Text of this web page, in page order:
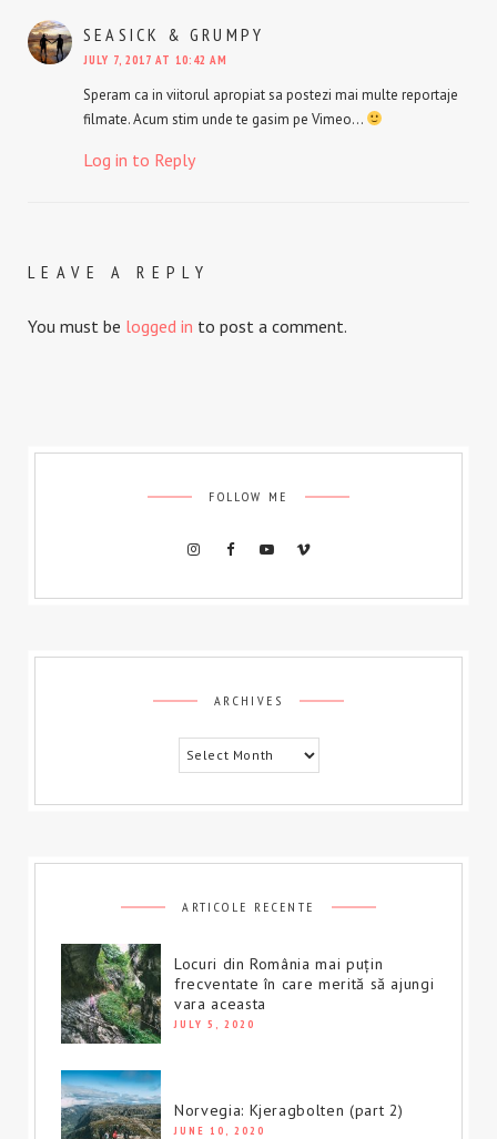
SEASICK & GRUMPY
JULY 7, 2017 AT 10:42 AM
Speram ca in viitorul apropiat sa postezi mai multe reportaje
filmate. Acum stim unde te gasim pe Vimeo…
Log in to Reply
LEAVE A REPLY
You must be logged in to post a comment.
FOLLOW ME
ARCHIVES Archives
ARTICOLE RECENTE
Locuri din România mai puțin
frecventate în care merită să ajungi
vara aceasta
JULY 5, 2020
Norvegia: Kjeragbolten (part 2)
JUNE 10, 2020